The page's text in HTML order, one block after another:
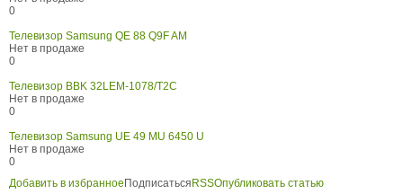
0
Телевизор Samsung QE 88 Q9F AM
Нет в продаже
0
Телевизор BBK 32LEM-1078/T2C
Нет в продаже
0
Телевизор Samsung UE 49 MU 6450 U
Нет в продаже
0
Добавить в избранное Подписаться RSSОпубликовать статью